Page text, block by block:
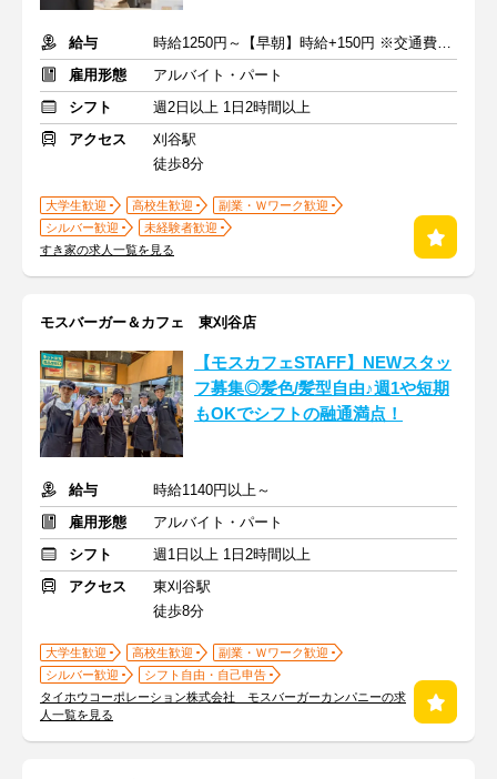
給与
時給1250円～【早朝】時給+150円 ※交通費支給
雇用形態
アルバイト・パート
シフト
週2日以上 1日2時間以上
アクセス
刈谷駅
徒歩8分
大学生歓迎 高校生歓迎
副業・Ｗワーク歓迎
シルバー歓迎
未経験者歓迎
すき家の求人一覧を見る
モスバーガー＆カフェ 東刈谷店
【モスカフェSTAFF】NEWスタッ
フ募集◎髪色/髪型自由♪週1や短期
もOKでシフトの融通満点！
給与
時給1140円以上～
雇用形態
アルバイト・パート
シフト
週1日以上 1日2時間以上
アクセス
東刈谷駅
徒歩8分
大学生歓迎 高校生歓迎
副業・Ｗワーク歓迎
シルバー歓迎
シフト自由・自己申告
タイホウコーポレーション株式会社 モスバーガーカンパニーの求
人一覧を見る